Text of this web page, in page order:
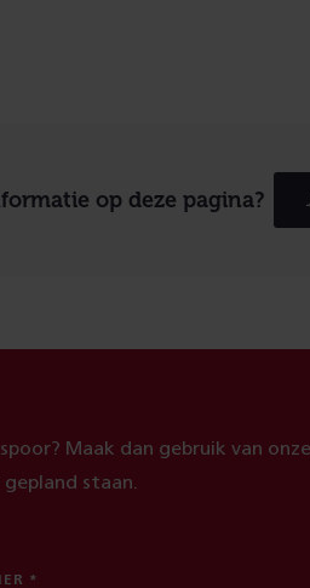
op deze pagina?
Maak dan gebruik van
staan.